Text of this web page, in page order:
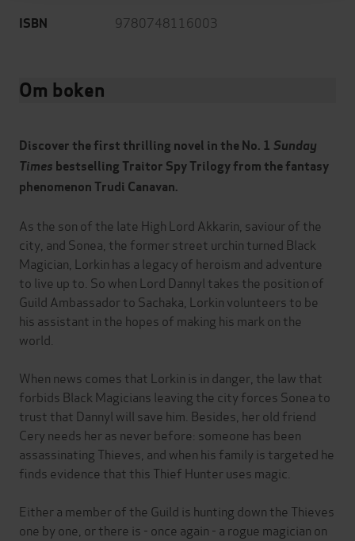
ISBN 9780748116003
Om boken
Discover the first thrilling novel in the No. 1 Sunday
Times bestselling Traitor Spy Trilogy from the fantasy
phenomenon Trudi Canavan.
As the son of the late High Lord Akkarin, saviour of the
city, and Sonea, the former street urchin turned Black
Magician, Lorkin has a legacy of heroism and adventure
to live up to. So when Lord Dannyl takes the position of
Guild Ambassador to Sachaka, Lorkin volunteers to be
his assistant in the hopes of making his mark on the
world.
When news comes that Lorkin is in danger, the law that
forbids Black Magicians leaving the city forces Sonea to
trust that Dannyl will save him. Besides, her old friend
Cery needs her as never before: someone has been
assassinating Thieves, and when his family is targeted he
finds evidence that this Thief Hunter uses magic.
Either a member of the Guild is hunting down the Thieves
one by one, or there is - once again - a rogue magician on